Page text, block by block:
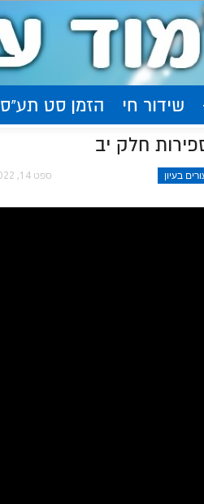
שידור חי הזמן סט תע"ס
חלק יב
בעיון ספט 14, 2022